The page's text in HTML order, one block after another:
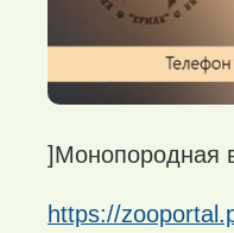
]Монопородная
https://